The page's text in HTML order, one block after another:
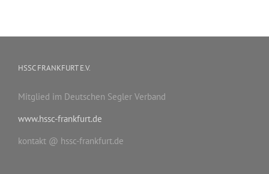
HSSC FRANKFURT E.V.
Mitglied im Deutschen Segler Verband
www.hssc-frankfurt.de
kontakt @ hssc-frankfurt.de